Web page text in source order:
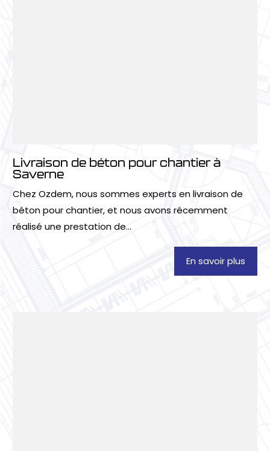
Livraison de béton pour chantier à
Saverne
Chez Ozdem, nous sommes experts en livraison de
béton pour chantier, et nous avons récemment
réalisé une prestation de...
En savoir plus